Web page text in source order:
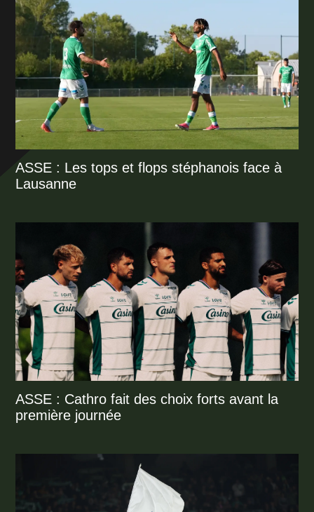
ASSE : Les tops et flops stéphanois face à
Lausanne
ASSE : Cathro fait des choix forts avant la
première journée